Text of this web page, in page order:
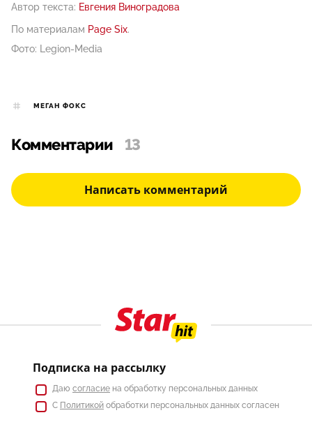
Автор текста: Евгения Виноградова
По материалам Page Six.
Фото: Legion-Media
МЕГАН ФОКС
Комментарии 13
Написать комментарий
Подписка на рассылку
Даю согласие на обработку персональных данных
С Политикой обработки персональных данных согласен